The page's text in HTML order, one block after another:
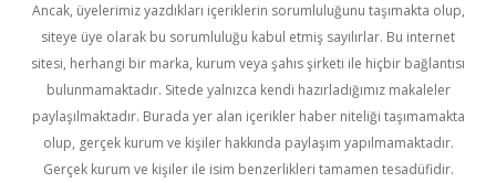
Ancak, üyelerimiz yazdıkları içeriklerin sorumluluğunu taşımakta olup,
siteye üye olarak bu sorumluluğu kabul etmiş sayılırlar. Bu internet
sitesi, herhangi bir marka, kurum veya şahıs şirketi ile hiçbir bağlantısı
bulunmamaktadır. Sitede yalnızca kendi hazırladığımız makaleler
paylaşılmaktadır. Burada yer alan içerikler haber niteliği taşımamakta
olup, gerçek kurum ve kişiler hakkında paylaşım yapılmamaktadır.
Gerçek kurum ve kişiler ile isim benzerlikleri tamamen tesadüfidir.